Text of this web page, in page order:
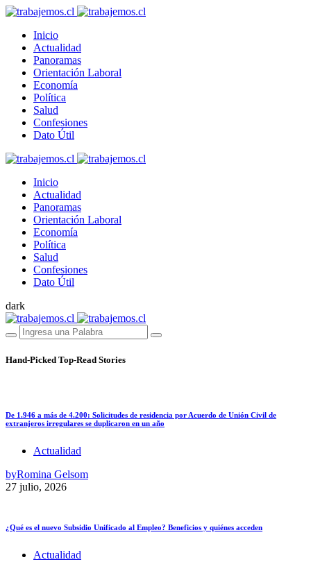
Inicio
Actualidad
Panoramas
Orientación Laboral
Economía
Política
Salud
Confesiones
Dato Útil
Inicio
Actualidad
Panoramas
Orientación Laboral
Economía
Política
Salud
Confesiones
Dato Útil
dark
Hand-Picked Top-Read Stories
De 1.946 a más de 4.200: Solicitudes de residencia por Acuerdo de Unión Civil de
extranjeros irregulares se duplicaron en un año
Actualidad
byRomina Gelsom
27 julio, 2026
¿Qué es el nuevo Subsidio Unificado al Empleo? Beneficios y quiénes acceden
Actualidad